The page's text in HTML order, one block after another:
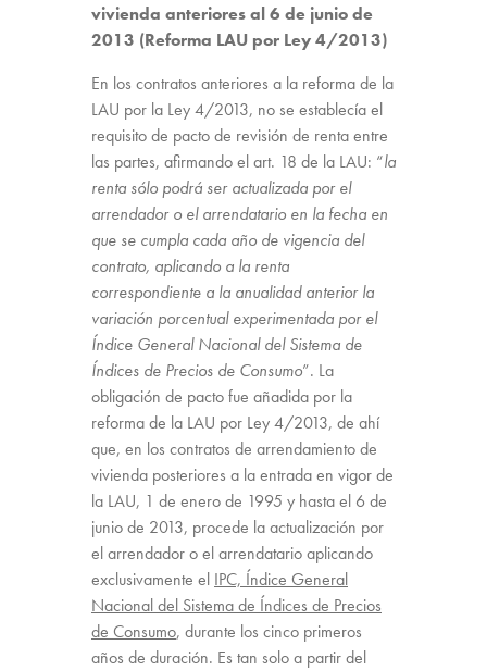
vivienda anteriores al 6 de junio de
2013 (Reforma LAU por Ley 4/2013)
En los contratos anteriores a la reforma de la
LAU por la Ley 4/2013, no se establecía el
requisito de pacto de revisión de renta entre
las partes, afirmando el art. 18 de la LAU: “la
renta sólo podrá ser actualizada por el
arrendador o el arrendatario en la fecha en
que se cumpla cada año de vigencia del
contrato, aplicando a la renta
correspondiente a la anualidad anterior la
variación porcentual experimentada por el
Índice General Nacional del Sistema de
Índices de Precios de Consumo”. La
obligación de pacto fue añadida por la
reforma de la LAU por Ley 4/2013, de ahí
que, en los contratos de arrendamiento de
vivienda posteriores a la entrada en vigor de
la LAU, 1 de enero de 1995 y hasta el 6 de
junio de 2013, procede la actualización por
el arrendador o el arrendatario aplicando
exclusivamente el IPC, Índice General
Nacional del Sistema de Índices de Precios
de Consumo, durante los cinco primeros
años de duración. Es tan solo a partir del